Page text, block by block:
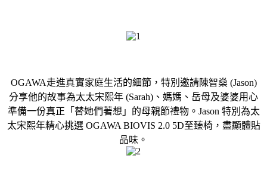
OGAWA走進真實家庭生活的細節，特別邀請陳智燊 (Jason)
分享他的故事為太太宋熙年 (Sarah)、媽媽、岳母及婆婆用心
準備一份真正「替她們著想」的母親節禮物。Jason 特別為太
太宋熙年精心挑選 OGAWA BIOVIS 2.0 5D至臻椅，盡顯體貼
品味。